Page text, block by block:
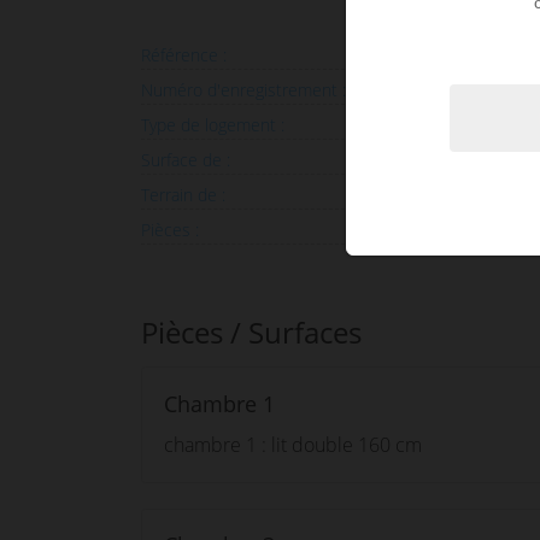
Pièces / Surfaces
Chambre 1
chambre 1 : lit double 160 cm